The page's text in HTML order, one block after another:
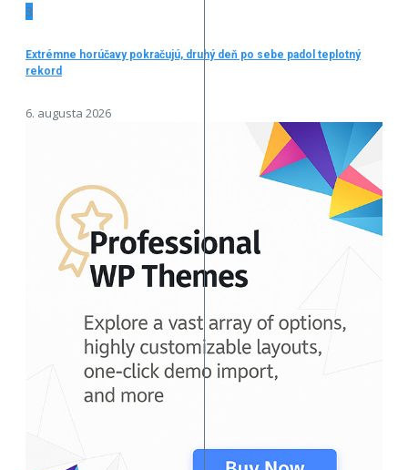
3
Extrémne horúčavy pokračujú, druhý deň po sebe padol teplotný
rekord
6. augusta 2026